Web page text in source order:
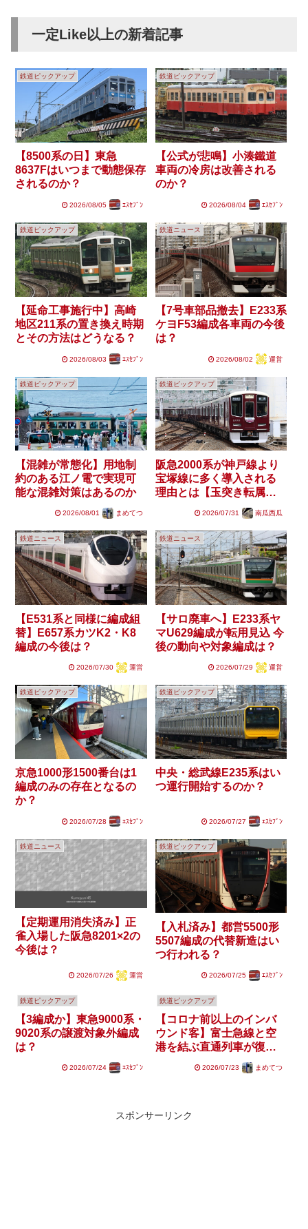
鉄道車両自体や、検修に関する技
術の記事。
他路線などのレポート（首都圏以
外も可）。
サブコンテンツ
ルール
投稿時にご確認ください。
サイトについて
最初にお読みください。
一定Like以上の新着記事
鉄道ピックアップ
【8500系の日】東急
8637Fはいつまで動態保存
されるのか？
2026/08/05 ｴｽｾﾌﾞﾝ
鉄道ピックアップ
【公式が悲鳴】小湊鐵道
車両の冷房は改善される
のか？
2026/08/04 ｴｽｾﾌﾞﾝ
鉄道ピックアップ
【延命工事施行中】高崎
地区211系の置き換え時期
とその方法はどうなる？
2026/08/03 ｴｽｾﾌﾞﾝ
鉄道ニュース
【7号車部品撤去】E233系
ケヨF53編成各車両の今後
は？
2026/08/02 運営
鉄道ピックアップ
【混雑が常態化】用地制
約のある江ノ電で実現可
能な混雑対策はあるのか
2026/08/01 まめてつ
鉄道ピックアップ
阪急2000系が神戸線より
宝塚線に多く導入される
理由とは【玉突き転属
2026/07/31 南瓜西瓜
鉄道ニュース
【E531系と同様に編成組
替】E657系カツK2・K8
編成の今後は？
2026/07/30 運営
鉄道ニュース
【サロ廃車へ】E233系ヤ
マU629編成が転用見込 今
後の動向や対象編成は？
2026/07/29 運営
鉄道ピックアップ
京急1000形1500番台は1
編成のみの存在となるの
か？
2026/07/28 ｴｽｾﾌﾞﾝ
鉄道ピックアップ
中央・総武線E235系はい
つ運行開始するのか？
2026/07/27 ｴｽｾﾌﾞﾝ
鉄道ニュース
【定期運用消失済み】正
雀入場した阪急8201×2の
今後は？
2026/07/26 運営
鉄道ピックアップ
【入札済み】都営5500形
5507編成の代替新造はい
つ行われる？
2026/07/25 ｴｽｾﾌﾞﾝ
鉄道ピックアップ
【3編成か】東急9000系・
9020系の譲渡対象外編成
は？
2026/07/24 ｴｽｾﾌﾞﾝ
鉄道ピックアップ
【コロナ前以上のインバ
ウンド客】富士急線と空
港を結ぶ直通列車が復活
する可能性はあるのか
2026/07/23 まめてつ
スポンサーリンク